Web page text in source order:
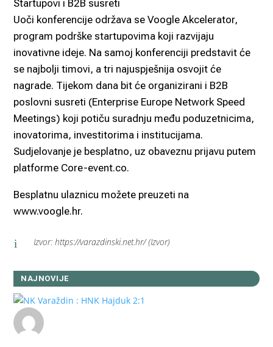
Startupovi i B2B susreti
Uoči konferencije održava se Voogle Akcelerator,
program podrške startupovima koji razvijaju
inovativne ideje. Na samoj konferenciji predstavit će
se najbolji timovi, a tri najuspješnija osvojit će
nagrade. Tijekom dana bit će organizirani i B2B
poslovni susreti (Enterprise Europe Network Speed
Meetings) koji potiču suradnju među poduzetnicima,
inovatorima, investitorima i institucijama.
Sudjelovanje je besplatno, uz obaveznu prijavu putem
platforme Core-event.co.
Besplatnu ulaznicu možete preuzeti na
www.voogle.hr.
i Izvor: https://varazdinski.net.hr/ (Izvor)
NAJNOVIJE